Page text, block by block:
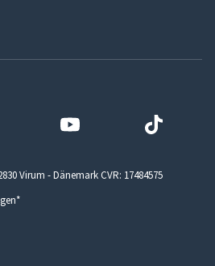
Virum - Dänemark CVR: 17484575